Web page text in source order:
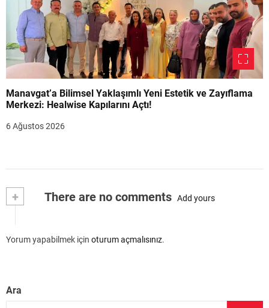
Manavgat’a Bilimsel Yaklaşımlı Yeni Estetik ve Zayıflama
Merkezi: Healwise Kapılarını Açtı!
6 Ağustos 2026
+ There are no comments Add yours
Yorum yapabilmek için oturum açmalısınız.
Ara